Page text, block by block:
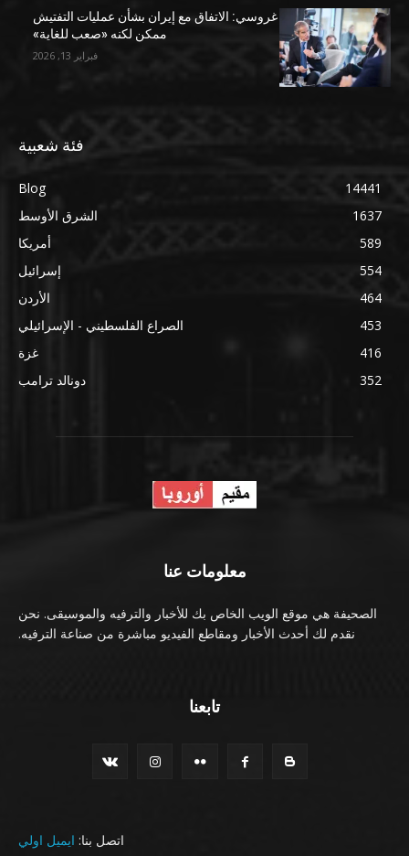
غروسي: الاتفاق مع إيران بشأن عمليات التفتيش
ممكن لكنه «صعب للغاية»
فبراير 13, 2026
فئة شعبية
Blog
14441
الشرق الأوسط
1637
أمريكا
589
إسرائيل
554
الأردن
464
الصراع الفلسطيني - الإسرائيلي
453
غزة
416
دونالد ترامب
352
معلومات عنا
الصحيفة هي موقع الويب الخاص بك للأخبار والترفيه والموسيقى. نحن
نقدم لك أحدث الأخبار ومقاطع الفيديو مباشرة من صناعة الترفيه.
تابعنا
اتصل بنا: ايميل اولي